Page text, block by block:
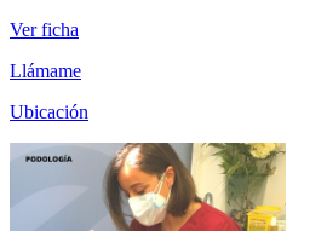
Ver ficha
Llámame
Ubicación